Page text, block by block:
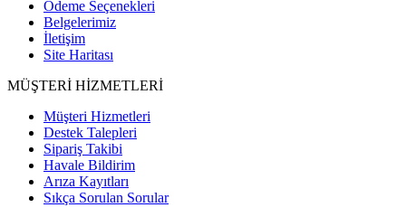
Ödeme Seçenekleri
Belgelerimiz
İletişim
Site Haritası
MÜŞTERİ HİZMETLERİ
Müşteri Hizmetleri
Destek Talepleri
Sipariş Takibi
Havale Bildirim
Arıza Kayıtları
Sıkça Sorulan Sorular